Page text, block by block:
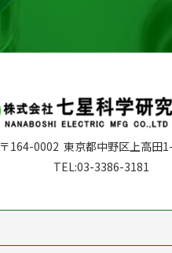
〒164-0002 東京都中野区上高田
TEL:03-3386-3181